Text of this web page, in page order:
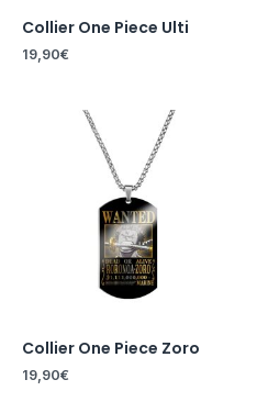
Collier One Piece Ulti
19,90€
Collier One Piece Zoro
19,90€